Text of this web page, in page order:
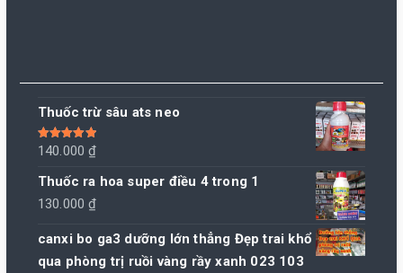
Thuốc trừ sâu ats neo
Được xếp
hạng 5.00 5
140.000₫
Thuốc ra hoa super điều 4 trong 1
130.000₫
canxi bo ga3 dưỡng lớn thẳng Đẹp trai khổ
qua phòng trị ruồi vàng rầy xanh 023 103